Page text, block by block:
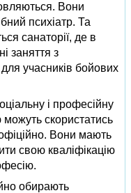
Вони
психіатр. Та
санаторії, де в
заняття з
учасників бойових
і професійну
скористатись
Вони мають
свою кваліфікацію
обирають